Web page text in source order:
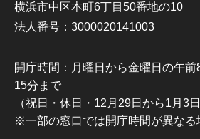
横浜市中区本町6丁目50番地の10
法人番号：3000020141003
開庁時間：月曜日から金曜日の午
15分まで
（祝日・休日・12月29日から1月3日
※一部の窓口では開庁時間が異なる